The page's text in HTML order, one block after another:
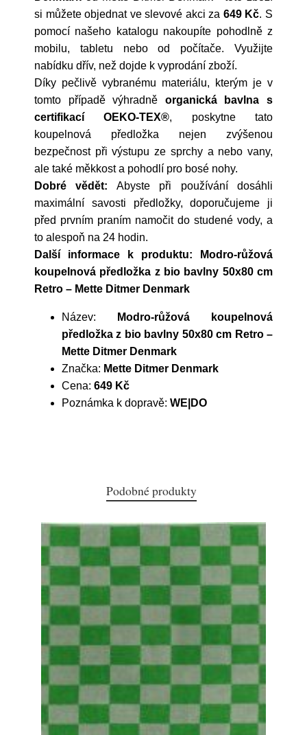
si můžete objednat ve slevové akci za 649 Kč. S
pomocí našeho katalogu nakoupíte pohodlně z
mobilu, tabletu nebo od počítače. Využijte
nabídku dřív, než dojde k vyprodání zboží.
Díky pečlivě vybranému materiálu, kterým je v
tomto případě výhradně organická bavlna s
certifikací OEKO-TEX®, poskytne tato
koupelnová předložka nejen zvýšenou
bezpečnost při výstupu ze sprchy a nebo vany,
ale také měkkost a pohodlí pro bosé nohy.
Dobré vědět: Abyste při používání dosáhli
maximální savosti předložky, doporučujeme ji
před prvním praním namočit do studené vody, a
to alespoň na 24 hodin.
Další informace k produktu: Modro-růžová
koupelnová předložka z bio bavlny 50x80 cm
Retro – Mette Ditmer Denmark
Název:
Modro-růžová koupelnová
předložka z bio bavlny 50x80 cm Retro –
Mette Ditmer Denmark
Značka: Mette Ditmer Denmark
Cena: 649 Kč
Poznámka k dopravě: WE|DO
Podobné produkty